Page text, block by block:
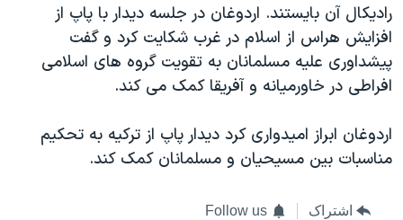
رادیکال آن بایستند. اردوغان در جلسه دیدار با پاپ از
افزایش هراس از اسلام در غرب شکایت کرد و گفت
پیشداوری علیه مسلمانان به تقویت گروه های اسلامی
افراطی در خاورمیانه و آفریقا کمک می کند.
اردوغان ابراز امیدواری کرد دیدار پاپ از ترکیه به تحکیم
مناسبات بین مسیحیان و مسلمانان کمک کند.
اشتراک Follow us